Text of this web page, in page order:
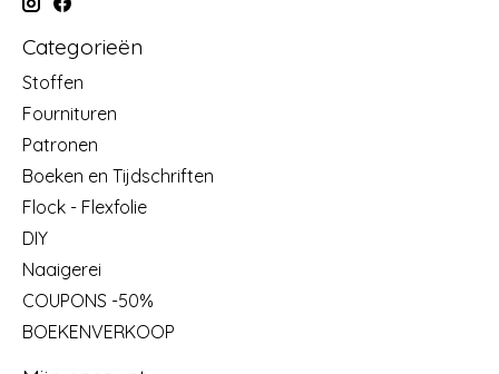
Categorieën
Stoffen
Fournituren
Patronen
Boeken en Tijdschriften
Flock - Flexfolie
DIY
Naaigerei
COUPONS -50%
BOEKENVERKOOP